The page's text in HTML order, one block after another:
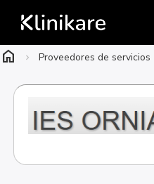
home Proveedores de servicios